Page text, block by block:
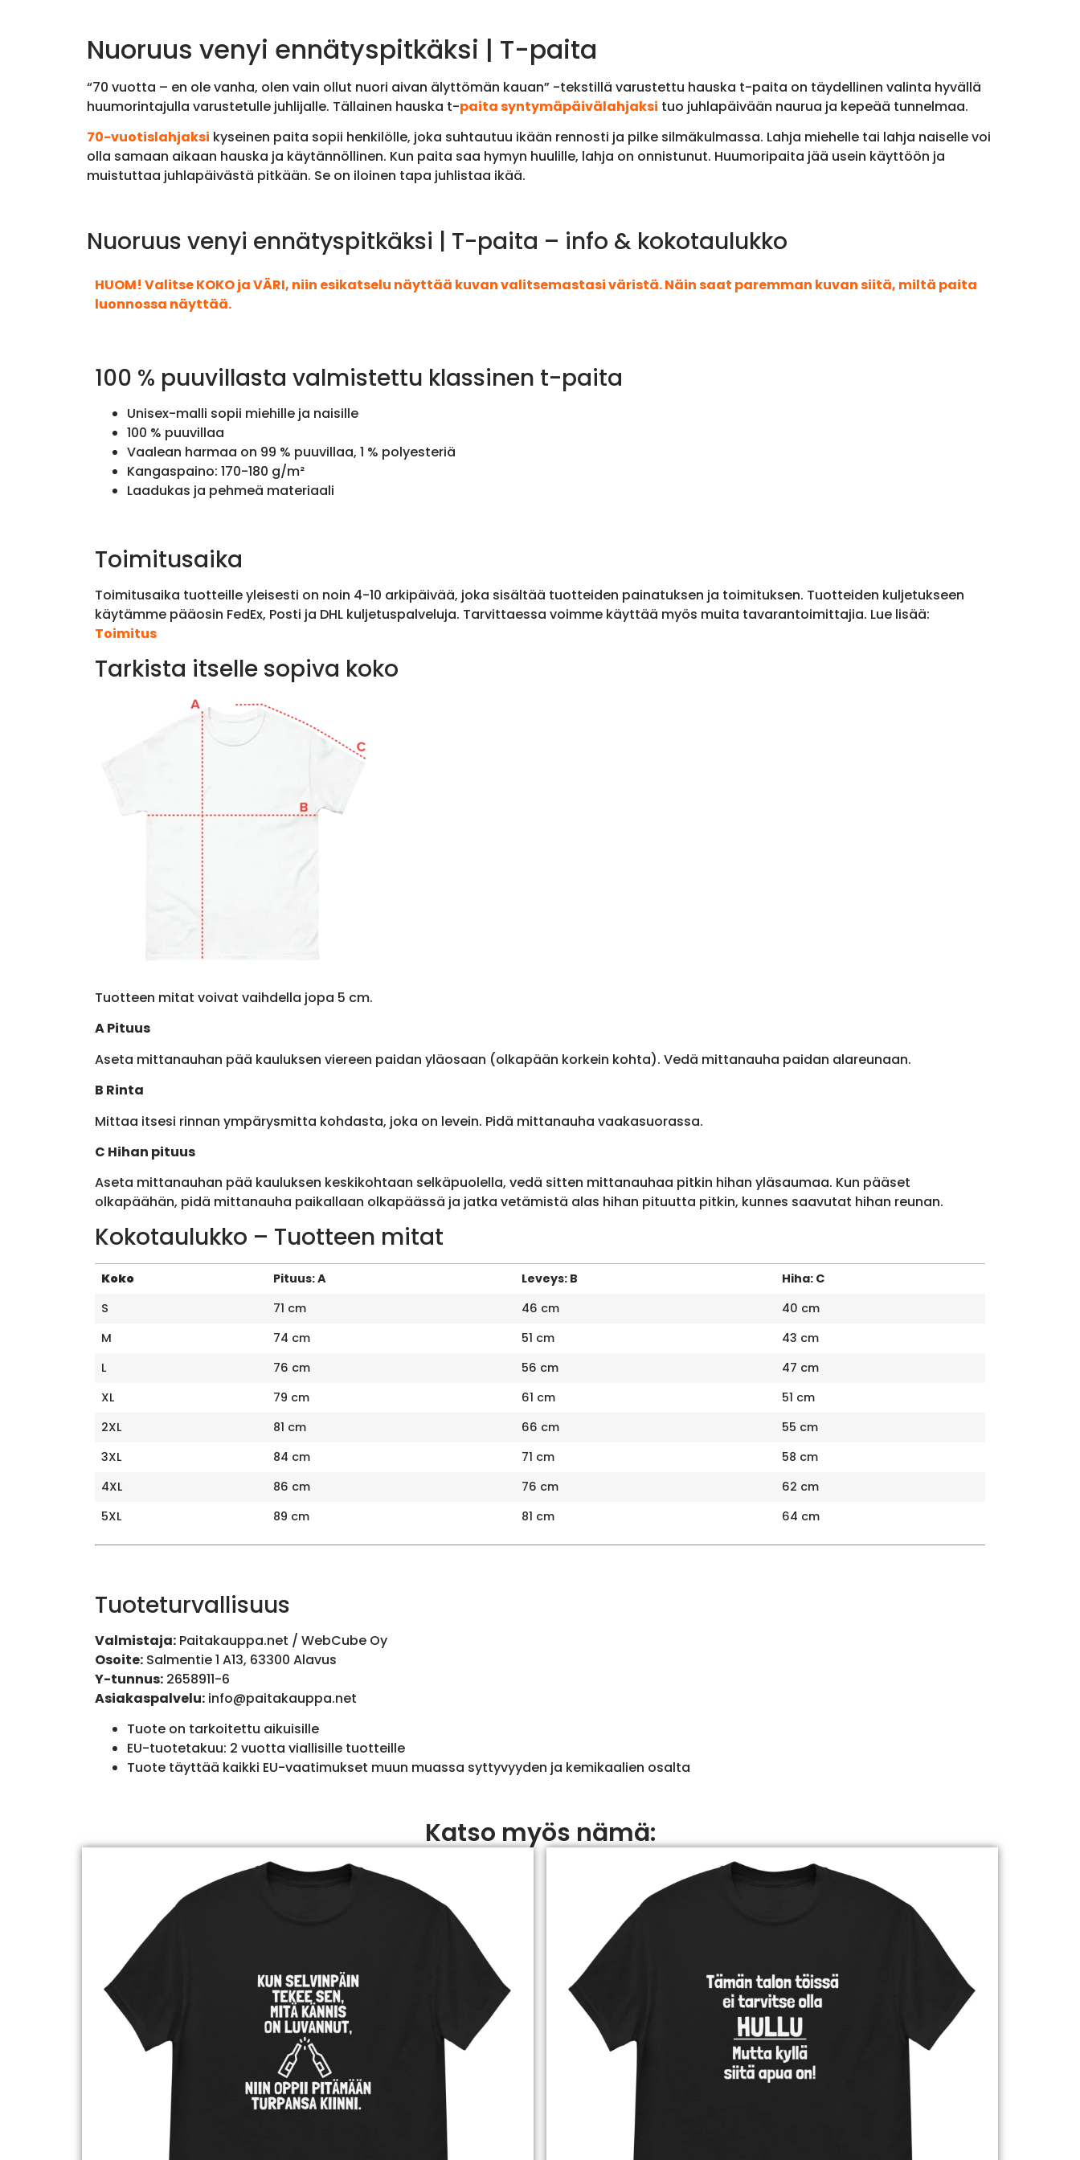
Nuoruus venyi ennätyspitkäksi | T-paita
“70 vuotta – en ole vanha, olen vain ollut nuori aivan älyttömän kauan” -tekstillä varustettu hauska t-paita on täydellinen valinta hyvällä
huumorintajulla varustetulle juhlijalle. Tällainen hauska t-paita syntymäpäivälahjaksi tuo juhlapäivään naurua ja kepeää tunnelmaa.
70-vuotislahjaksi kyseinen paita sopii henkilölle, joka suhtautuu ikään rennosti ja pilke silmäkulmassa. Lahja miehelle tai lahja naiselle voi
olla samaan aikaan hauska ja käytännöllinen. Kun paita saa hymyn huulille, lahja on onnistunut. Huumoripaita jää usein käyttöön ja
muistuttaa juhlapäivästä pitkään. Se on iloinen tapa juhlistaa ikää.
Nuoruus venyi ennätyspitkäksi | T-paita – info & kokotaulukko
HUOM! Valitse KOKO ja VÄRI, niin esikatselu näyttää kuvan valitsemastasi väristä. Näin saat paremman kuvan siitä, miltä paita
luonnossa näyttää.
100 % puuvillasta valmistettu klassinen t-paita
Unisex-malli sopii miehille ja naisille
100 % puuvillaa
Vaalean harmaa on 99 % puuvillaa, 1 % polyesteriä
Kangaspaino: 170-180 g/m²
Laadukas ja pehmeä materiaali
Toimitusaika
Toimitusaika tuotteille yleisesti on noin 4-10 arkipäivää, joka sisältää tuotteiden painatuksen ja toimituksen. Tuotteiden kuljetukseen
käytämme pääosin FedEx, Posti ja DHL kuljetuspalveluja. Tarvittaessa voimme käyttää myös muita tavarantoimittajia. Lue lisää:
Toimitus
Tarkista itselle sopiva koko
Tuotteen mitat voivat vaihdella jopa 5 cm.
A Pituus
Aseta mittanauhan pää kauluksen viereen paidan yläosaan (olkapään korkein kohta). Vedä mittanauha paidan alareunaan.
B Rinta
Mittaa itsesi rinnan ympärysmitta kohdasta, joka on levein. Pidä mittanauha vaakasuorassa.
C Hihan pituus
Aseta mittanauhan pää kauluksen keskikohtaan selkäpuolella, vedä sitten mittanauhaa pitkin hihan yläsaumaa. Kun pääset
olkapäähän, pidä mittanauha paikallaan olkapäässä ja jatka vetämistä alas hihan pituutta pitkin, kunnes saavutat hihan reunan.
Kokotaulukko – Tuotteen mitat
Koko Pituus: A Leveys: B
Hiha: C
S
71 cm 46 cm
40 cm
M
74 cm 51 cm
43 cm
L
76 cm 56 cm
47 cm
XL
79 cm 61 cm
51 cm
2XL
81 cm 66 cm
55 cm
3XL
84 cm 71 cm
58 cm
4XL
86 cm 76 cm
62 cm
5XL
89 cm 81 cm 64 cm
Tuoteturvallisuus
Valmistaja:Paitakauppa.net / WebCube Oy
Osoite:Salmentie 1 A13, 63300 Alavus
Y-tunnus:2658911-6
Asiakaspalvelu: info@paitakauppa.net
Tuote on tarkoitettu aikuisille
EU-tuotetakuu: 2 vuotta viallisille tuotteille
Tuote täyttää kaikki EU-vaatimukset muun muassa syttyvyyden ja kemikaalien osalta
Katso myös nämä: